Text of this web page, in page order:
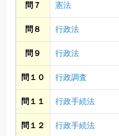
問７ 憲法
問８ 行政法
問９ 行政法
問１０ 行政調査
問１１ 行政手続法
問１２ 行政手続法